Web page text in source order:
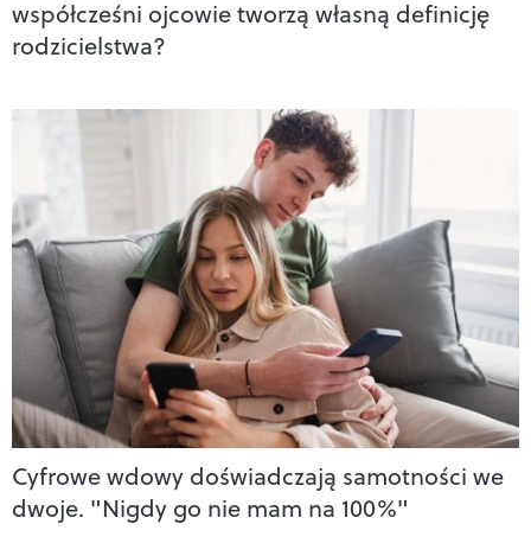
współcześni ojcowie tworzą własną definicję
rodzicielstwa?
Cyfrowe wdowy doświadczają samotności we
dwoje. "Nigdy go nie mam na 100%"